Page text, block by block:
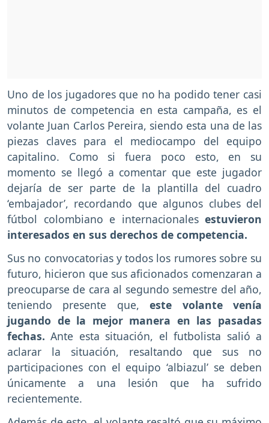
Uno de los jugadores que no ha podido tener casi
minutos de competencia en esta campaña, es el
volante Juan Carlos Pereira, siendo esta una de las
piezas claves para el mediocampo del equipo
capitalino. Como si fuera poco esto, en su
momento se llegó a comentar que este jugador
dejaría de ser parte de la plantilla del cuadro
‘embajador’, recordando que algunos clubes del
fútbol colombiano e internacionales estuvieron
interesados en sus derechos de competencia.
Sus no convocatorias y todos los rumores sobre su
futuro, hicieron que sus aficionados comenzaran a
preocuparse de cara al segundo semestre del año,
teniendo presente que,este volante venía
jugando de la mejor manera en las pasadas
fechas. Ante esta situación, el futbolista salió a
aclarar la situación, resaltando que sus no
participaciones con el equipo ‘albiazul’ se deben
únicamente a una lesión que ha sufrido
recientemente.